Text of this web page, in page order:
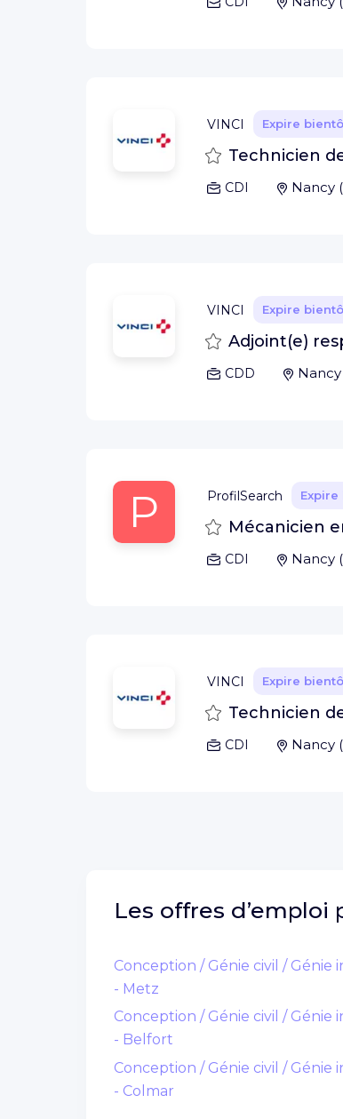
VINCI Expire
Sauvegarder
Technicien
CDI Nancy(
VINCI Expire
Sauvegarder
Adjoint(e)
CDD Nancy
P ProfilSearch
Sauvegarder
Mécanicien
CDI Nancy(
VINCI Expire
Sauvegarder
Technicien
CDI Nancy(
Les offres d’emploi
Conception / Génie civil / Génie
- Metz
Conception / Génie civil / Génie
- Belfort
Conception / Génie civil / Génie
- Colmar